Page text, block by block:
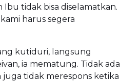
Ibu tidak bisa diselamatkan.
harus segera
kutiduri, langsung
ia mematung. Tidak ada
juga tidak merespons ketika